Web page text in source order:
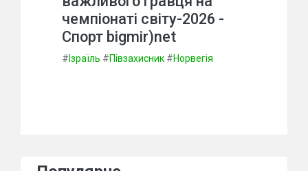
чемпіонаті світу-2026 -
Спорт bigmir)net
# Ізраїль #Півзахисник #Норвегія